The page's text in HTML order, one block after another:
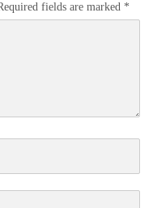
fields are marked *